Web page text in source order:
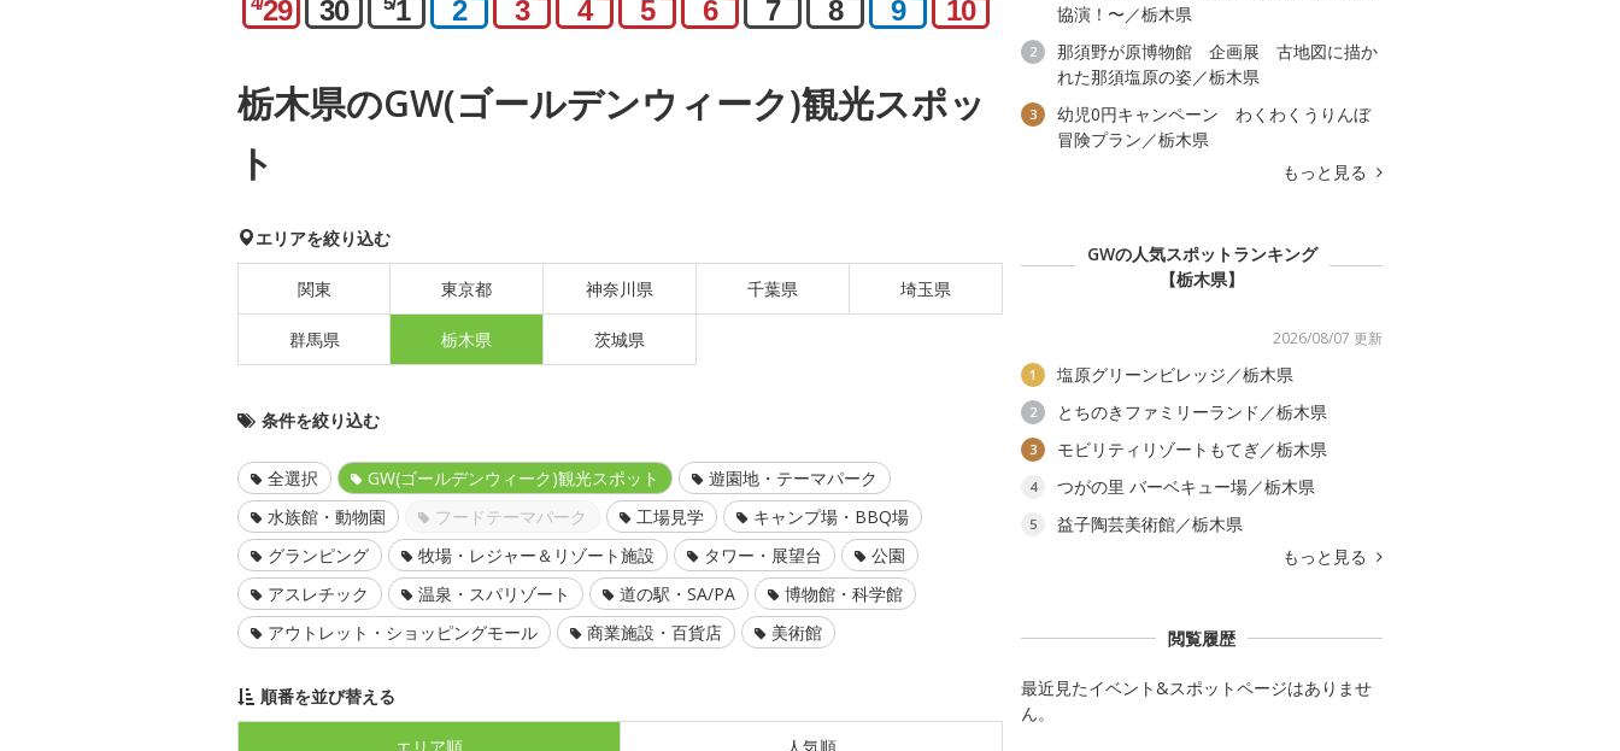
29 30 1 2 3 4 5 6 7 8 9 10
栃木県のGW(ゴールデンウィーク)観光スポッ
ト
エリアを絞り込む
関東 東京都 神奈川県 千葉県 埼玉県
群馬県 栃木県 茨城県
条件を絞り込む
全選択 GW(ゴールデンウィーク)観光スポット
遊園地・テーマパーク
水族館・動物園
フードテーマパーク 工場見学
キャンプ場・BBQ場
グランピング
牧場・レジャー＆リゾート施設 タワー・展望台
公園
アスレチック
温泉・スパリゾート 道の駅・SA/PA
博物館・科学館
アウトレット・ショッピングモール
商業施設・百貨店 美術館
順番を並び替える
協演！〜／栃木県
2
那須野が原博物館 企画展 古地図に描か
れた那須塩原の姿／栃木県
3
幼児0円キャンペーン わくわくうりんぼ
冒険プラン／栃木県
もっと見る
GWの人気スポットランキング
【栃木県】
2026/08/07 更新
1 塩原グリーンビレッジ／栃木県
2 とちのきファミリーランド／栃木県
3 モビリティリゾートもてぎ／栃木県
4 つがの里 バーベキュー場／栃木県
5
益子陶芸美術館／栃木県
もっと見る
閲覧履歴
最近見たイベント&スポットページはありませ
ん。